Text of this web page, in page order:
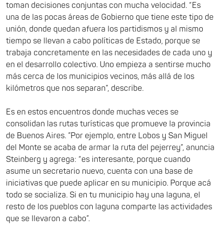
toman decisiones conjuntas con mucha velocidad. “Es
una de las pocas áreas de Gobierno que tiene este tipo de
unión, donde quedan afuera los partidismos y al mismo
tiempo se llevan a cabo políticas de Estado, porque se
trabaja concretamente en las necesidades de cada uno y
en el desarrollo colectivo. Uno empieza a sentirse mucho
más cerca de los municipios vecinos, más allá de los
kilómetros que nos separan”, describe.
Es en estos encuentros donde muchas veces se
consolidan las rutas turísticas que promueve la provincia
de Buenos Aires. ”Por ejemplo, entre Lobos y San Miguel
del Monte se acaba de armar la ruta del pejerrey”, anuncia
Steinberg y agrega: “es interesante, porque cuando
asume un secretario nuevo, cuenta con una base de
iniciativas que puede aplicar en su municipio. Porque acá
todo se socializa. Si en tu municipio hay una laguna, el
resto de los pueblos con laguna comparte las actividades
que se llevaron a cabo”.